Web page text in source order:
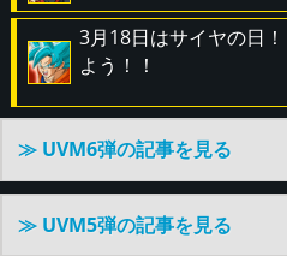
3月18日はサイヤの日
よう！！
≫ UVM6弾の記事を見る
≫ UVM5弾の記事を見る